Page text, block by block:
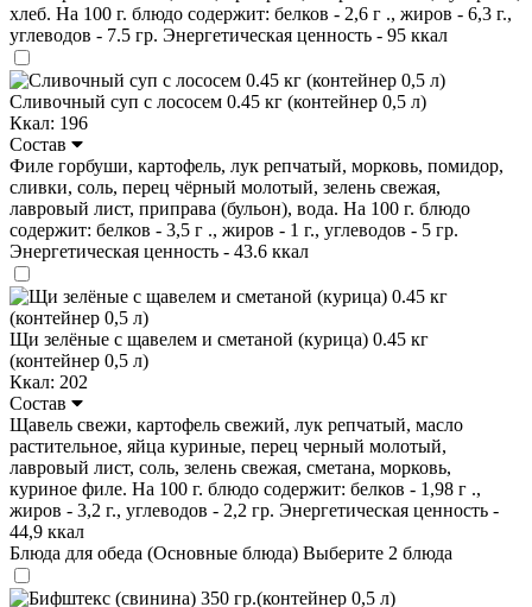
хлеб. На 100 г. блюдо содержит: белков - 2,6 г ., жиров - 6,3 г.,
углеводов - 7.5 гр. Энергетическая ценность - 95 ккал
Сливочный суп с лососем 0.45 кг (контейнер 0,5 л)
Ккал: 196
Состав
Филе горбуши, картофель, лук репчатый, морковь, помидор,
сливки, соль, перец чёрный молотый, зелень свежая,
лавровый лист, приправа (бульон), вода. На 100 г. блюдо
содержит: белков - 3,5 г ., жиров - 1 г., углеводов - 5 гр.
Энергетическая ценность - 43.6 ккал
Щи зелёные с щавелем и сметаной (курица) 0.45 кг
(контейнер 0,5 л)
Ккал: 202
Состав
Щавель свежи, картофель свежий, лук репчатый, масло
растительное, яйца куриные, перец черный молотый,
лавровый лист, соль, зелень свежая, сметана, морковь,
куриное филе. На 100 г. блюдо содержит: белков - 1,98 г .,
жиров - 3,2 г., углеводов - 2,2 гр. Энергетическая ценность -
44,9 ккал
Блюда для обеда (Основные блюда) Выберите 2 блюда